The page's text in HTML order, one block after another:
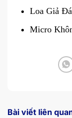
Loa Giả Đá
Micro
Bài viết liên